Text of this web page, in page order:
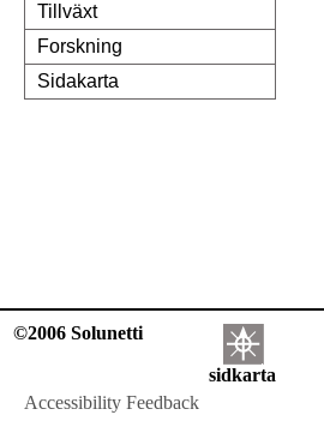
Tillväxt
Forskning
Sidakarta
©2006 Solunetti
sidkarta
Accessibility Feedback